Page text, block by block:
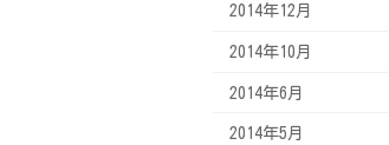
2014年12月
2014年10月
2014年6月
2014年5月